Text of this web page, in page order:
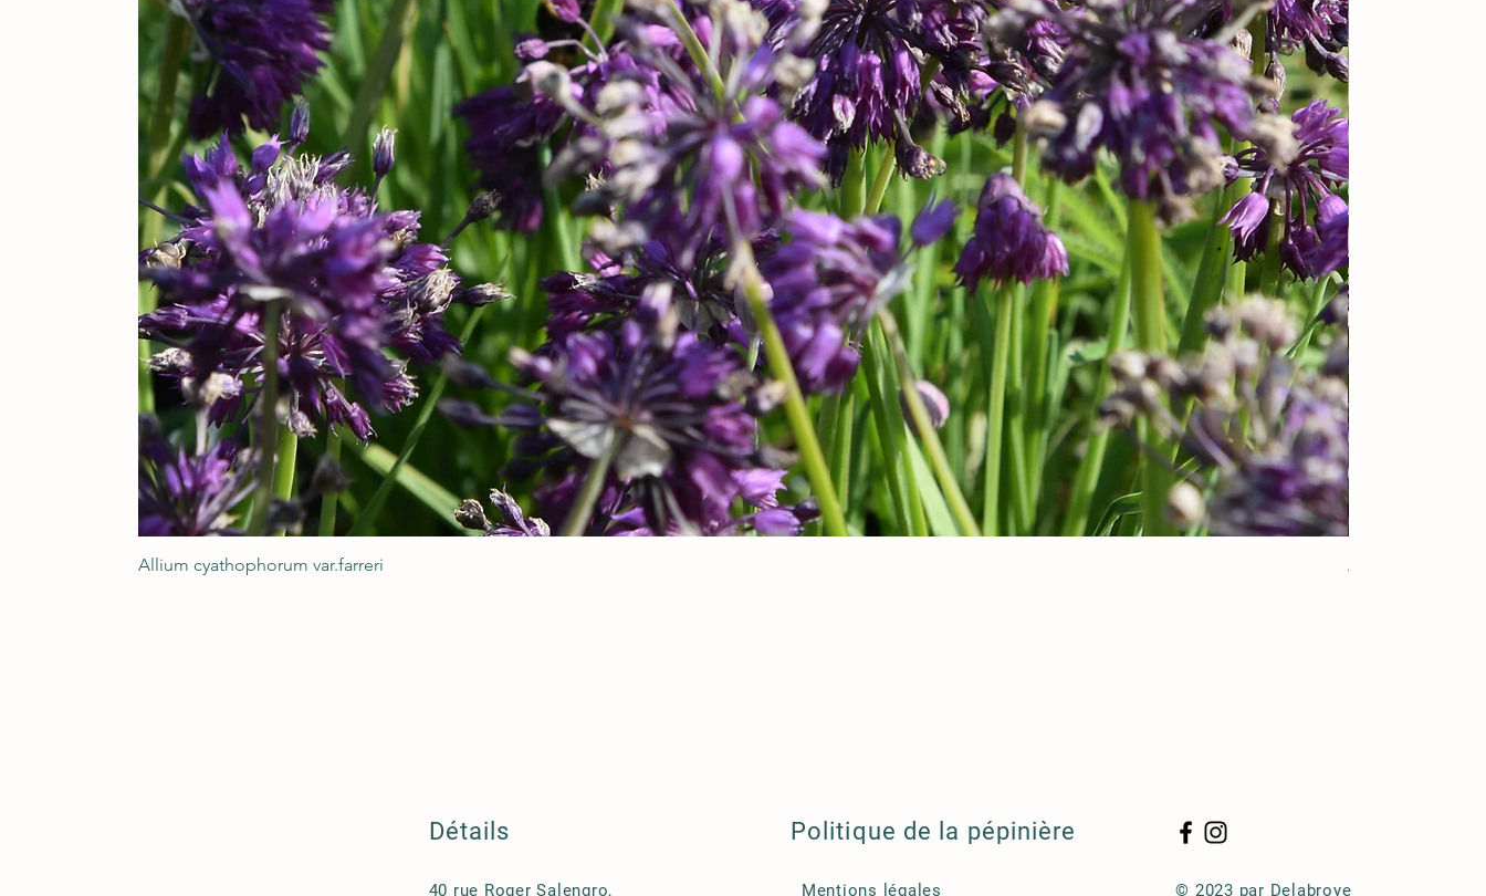
Allium cyathophorum var.farreri Acorus
Détails
40 rue Roger Salengro,
Politique de la pépinière
Mentions légales © 2023 par Delabroye